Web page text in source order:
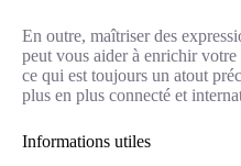
En outre, maîtriser des
peut vous aider à enrichir
ce qui est toujours un atout
plus en plus connecté et
Informations utiles